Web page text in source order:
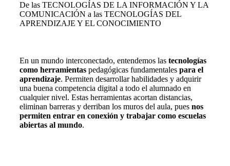
De las TECNOLOGÍAS DE LA INFORMACIÓN Y LA
COMUNICACIÓN a las TECNOLOGÍAS DEL
APRENDIZAJE Y EL CONOCIMIENTO
En un mundo interconectado, entendemos las tecnologías
como herramientas pedagógicas fundamentales para el
aprendizaje. Permiten desarrollar habilidades y adquirir
una buena competencia digital a todo el alumnado en
cualquier nivel. Estas herramientas acortan distancias,
eliminan barreras y derriban los muros del aula, pues nos
permiten entrar en conexión y trabajar como escuelas
abiertas al mundo.